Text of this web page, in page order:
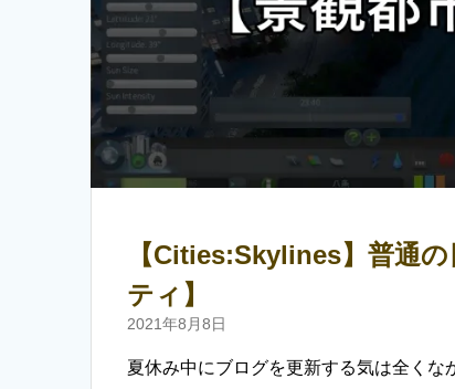
【Cities:Skylines】普通
ティ】
2021年8月8日
夏休み中にブログを更新する気は全くな